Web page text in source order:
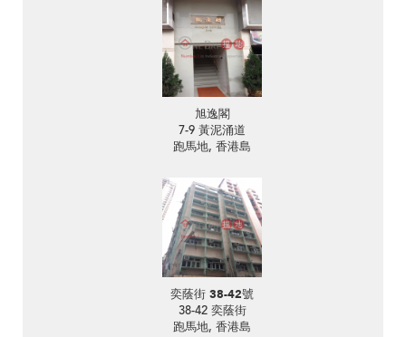
旭逸閣
7-9 黃泥涌道
跑馬地, 香港島
奕蔭街 38-42號
38-42 奕蔭街
跑馬地, 香港島